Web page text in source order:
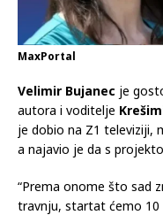
MaxPortal
Velimir Bujanec je
autora i voditelje
je dobio na Z1 televiziji,
a najavio je da s
“Prema onome što sad
travnju, startat ćemo 10